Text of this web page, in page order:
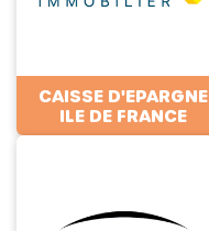
CAISSE D'EPARGNE
ILE DE FRANCE